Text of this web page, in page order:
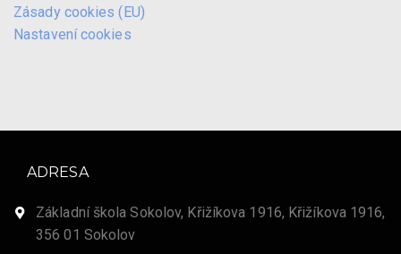
Zásady cookies (EU)
Nastavení cookies
ADRESA
Základní škola Sokolov, Křižíkova 1916, Křižíkova 1916,
356 01 Sokolov